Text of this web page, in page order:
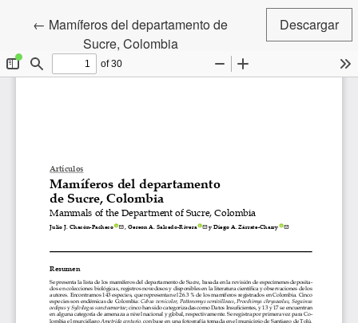
← Volver a los detalles del artículo
Mamíferos del departamento de
Sucre, Colombia
Descargar